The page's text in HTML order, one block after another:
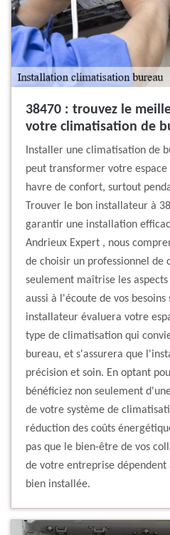
38470 : trouvez le
votre climatisation de
Installer une climatisation de
peut transformer votre
havre de confort, surtout
Trouver le bon installateur à
garantir une installation
Andrieux Expert , nous
de choisir un professionnel de
seulement maîtrise les
aussi à l'écoute de vos besoins
installateur évaluera votre
type de climatisation qui
bureau, et s'assurera que
précision et soin. En optant
bénéficiez non seulement
de votre système de
réduction des coûts
pas que le bien-être de vos
de votre entreprise
bien installée.